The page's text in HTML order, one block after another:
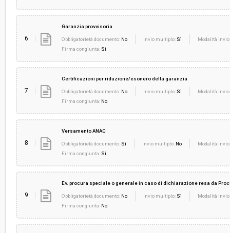
6
Garanzia provvisoria
Obbligatorietà documento: No Invio multiplo: Sì
Modalità
Firma congiunta: Sì
7
Certificazioni per riduzione/esonero della garanzia
Obbligatorietà documento: No Invio multiplo: Sì
Modalità
Firma congiunta: No
8
Versamento ANAC
Obbligatorietà documento: Sì Invio multiplo: No
Modalità
Firma congiunta: Sì
9
Ev. procura speciale o generale in caso di dichiarazione resa da
Obbligatorietà documento: No Invio multiplo: Sì
Modalità
Firma congiunta: No